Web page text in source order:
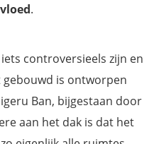
.
controversieels zijn en
is ontworpen
Ban, bijgestaan door
aan het dak is dat het